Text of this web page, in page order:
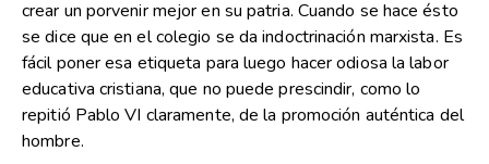
crear un porvenir mejor en su patria. Cuando se hace ésto
se dice que en el colegio se da indoctrinación marxista. Es
fácil poner esa etiqueta para luego hacer odiosa la labor
educativa cristiana, que no puede prescindir, como lo
repitió Pablo VI claramente, de la promoción auténtica del
hombre.